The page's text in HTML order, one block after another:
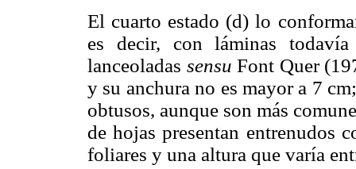
El cuarto estado (d) lo
es decir, con láminas
lanceoladas sensu Font Quer
y su anchura no es mayor a 7
obtusos, aunque son más
de hojas presentan entrenudos
foliares y una altura que varía